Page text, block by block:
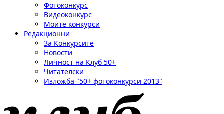
Фотоконкурс
Видеоконкурс
Моите конкурси
Редакционни
За Конкурсите
Новости
Личност на Клуб 50+
Читателски
Изложба "50+ фотоконкурси 2013"